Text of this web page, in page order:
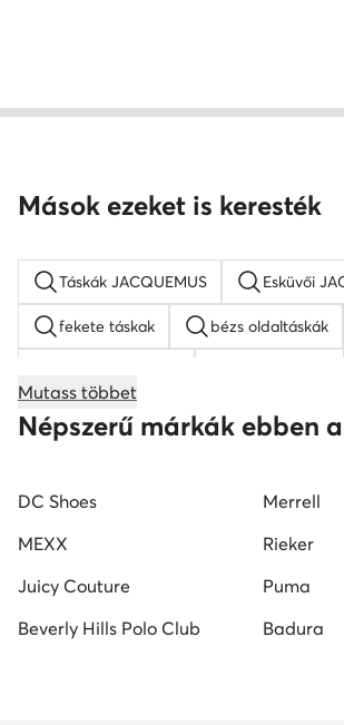
Mások ezeket is keresték
Táskák JACQUEMUS Esküvői
fekete táskak bézs oldaltáskák
bőr táskak Nine West táskak
Mutass többet
Népszerű márkák ebben
DC Shoes Merrell
MEXX
Rieker
Juicy Couture
Puma
Beverly Hills Polo Club
Badura